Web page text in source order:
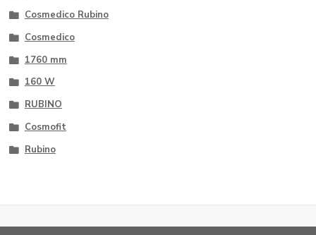
Cosmedico Rubino
Cosmedico
1760 mm
160 W
RUBINO
Cosmofit
Rubino